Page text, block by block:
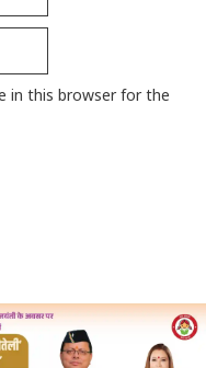
in this browser for the